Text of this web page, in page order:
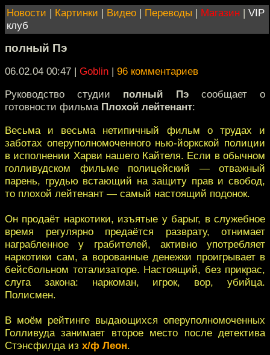
Новости | Картинки | Видео | Переводы | Магазин | VIP
клуб
полный Пэ
06.02.04 00:47 | Goblin | 96 комментариев
Руководство студии полный Пэсообщает о
готовности фильма Плохой лейтенант:
Весьма и весьма нетипичный фильм о трудах и
заботах оперуполномоченного нью-йоркской полиции
в исполнении Харви нашего Кайтеля. Если в обычном
голливудском фильме полицейский — отважный
парень, грудью встающий на защиту прав и свобод,
то плохой лейтенант — самый настоящий подонок.
Он продаёт наркотики, изъятые у барыг, в служебное
время регулярно предаётся разврату, отнимает
награбленное у грабителей, активно употребляет
наркотики сам, а ворованные денежки проигрывает в
бейсбольном тотализаторе. Настоящий, без прикрас,
слуга закона: наркоман, игрок, вор, убийца.
Полисмен.
В моём рейтинге выдающихся оперуполномоченных
Голливуда занимает второе место после детектива
Стэнсфилда из х/ф Леон.